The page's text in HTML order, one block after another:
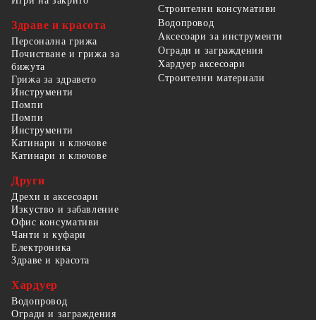
Здраве и красота
Персонална грижа
Почистване и грижа за
бижута
Грижа за здравето
Строителни консумативи
Водопровод
Аксесоари за инструменти
Огради и заграждения
Хардуер аксесоари
Строителни материали
Инструменти
Помпи
Помпи
Инструменти
Катинари и ключове
Катинари и ключове
Други
Дрехи и аксесоари
Изкуство и забавление
Офис консумативи
Чанти и куфари
Електроника
Здраве и красота
Хардуер
Водопровод
Огради и заграждения